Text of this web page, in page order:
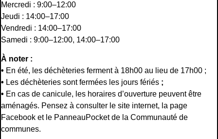
Mercredi : 9:00–12:00
Jeudi : 14:00–17:00
Vendredi : 14:00–17:00
Samedi : 9:00–12:00, 14:00–17:00
À noter :
• En été, les déchèteries ferment à 18h00 au lieu de 17h00 ;
• Les déchèteries sont fermées les jours fériés ;
• En cas de canicule, les horaires d’ouverture peuvent être
aménagés. Pensez à consulter le site internet, la page
Facebook et le PanneauPocket de la Communauté de
communes.